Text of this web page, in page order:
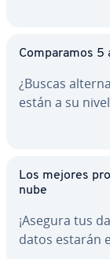
Co­m­pa­ra­mos 5
¿Buscas
están a su
Los mejores
nube
¡Asegura tus
datos estarán